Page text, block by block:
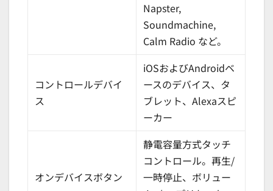
Napster,
Soundmachine,
Calm Radio など。
コントロールデバイ
ス
iOSおよびAndroidベ
ースのデバイス、タ
ブレット、Alexaスピ
ーカー
オンデバイスボタン
静電容量方式タッチ
コントロール。再生/
一時停止、ボリュー